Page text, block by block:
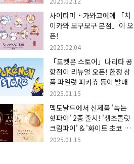
사이타마・가와고에에 「치
이카와 모구모구 본점」이 오
픈!
2025.02.04
「포켓몬 스토어」나리타 공
항점이 리뉴얼 오픈! 한정 상
품 파일럿 피카츄 등이 발매
2025.01.15
맥도날드에서 신제품 '녹는
핫파이' 2종 출시! '생초콜릿
크림파이' & '화이트 초코 밀
크티 파이' 출시!
2025.01.15